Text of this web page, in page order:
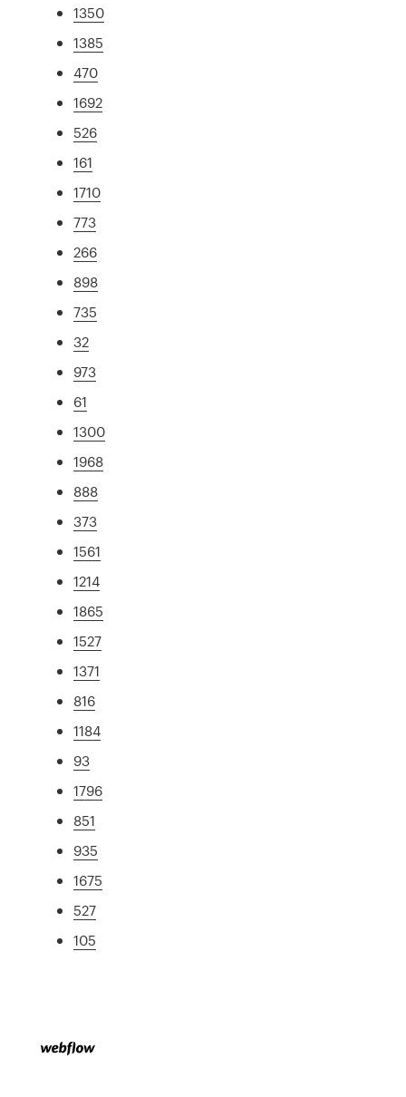
1350
1385
470
1692
526
161
1710
773
266
898
735
32
973
61
1300
1968
888
373
1561
1214
1865
1527
1371
816
1184
93
1796
851
935
1675
527
105